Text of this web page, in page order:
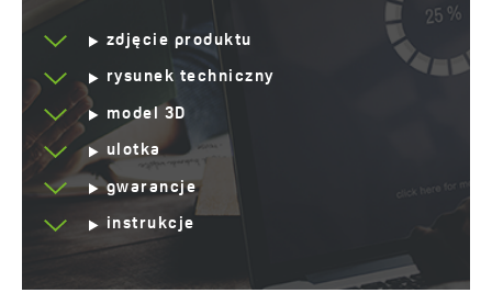
zdjęcie produktu
rysunek techniczny
model 3D
ulotka
gwarancje
instrukcje